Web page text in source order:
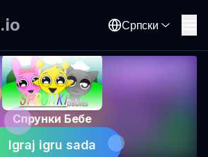
.io Српски
Спрунки Бебе
Igraj igru sada